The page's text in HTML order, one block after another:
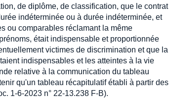
de diplôme, de classification, que le contrat
indéterminée ou à durée indéterminée, et
ou comparables réclamant la même
était indispensable et proportionnée
victimes de discrimination et que la
indispensables et les atteintes à la vie
relative à la communication du tableau
qu'un tableau récapitulatif établi à partir des
1-6-2023 n° 22-13.238 F-B).